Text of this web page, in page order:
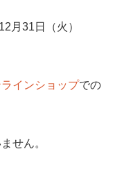
月31日（火）
インショップでの
せん。